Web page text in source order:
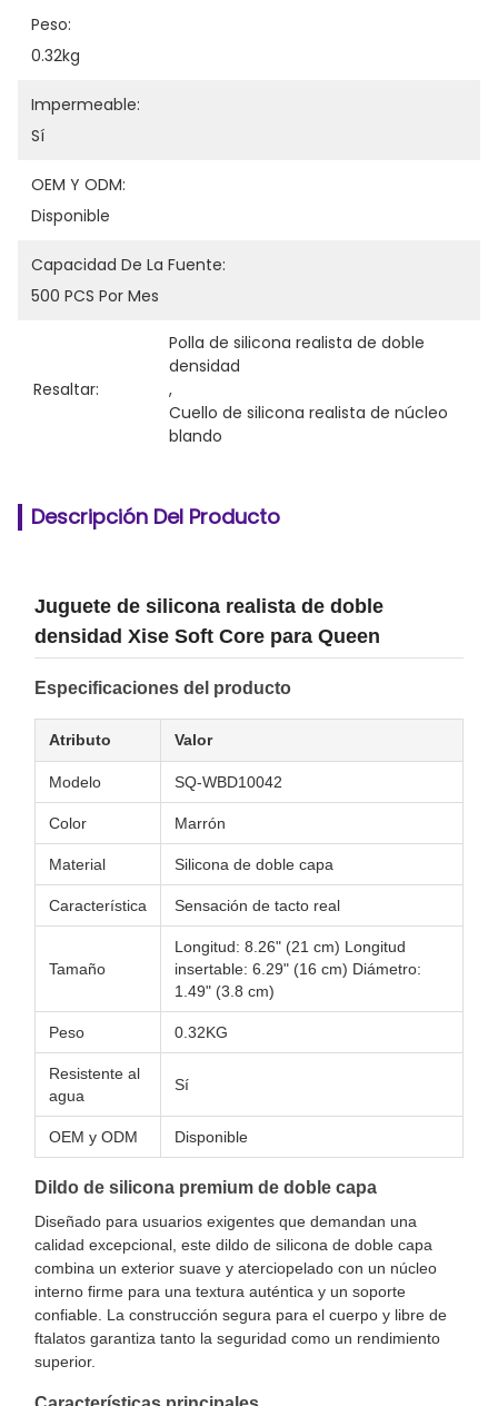
Peso:
0.32kg
Impermeable:
Sí
OEM Y ODM:
Disponible
Capacidad De La Fuente:
500 PCS Por Mes
Resaltar:
Polla de silicona realista de doble
densidad
,
Cuello de silicona realista de núcleo
blando
Descripción Del Producto
Juguete de silicona realista de doble
densidad Xise Soft Core para Queen
Especificaciones del producto
Atributo Valor
Modelo SQ-WBD10042
Color Marrón
Material Silicona de doble capa
Característica Sensación de tacto real
Tamaño
Longitud: 8.26" (21 cm) Longitud
insertable: 6.29" (16 cm) Diámetro:
1.49" (3.8 cm)
Peso 0.32KG
Resistente al
agua
Sí
OEM y ODM Disponible
Dildo de silicona premium de doble capa
Diseñado para usuarios exigentes que demandan una
calidad excepcional, este dildo de silicona de doble capa
combina un exterior suave y aterciopelado con un núcleo
interno firme para una textura auténtica y un soporte
confiable. La construcción segura para el cuerpo y libre de
ftalatos garantiza tanto la seguridad como un rendimiento
superior.